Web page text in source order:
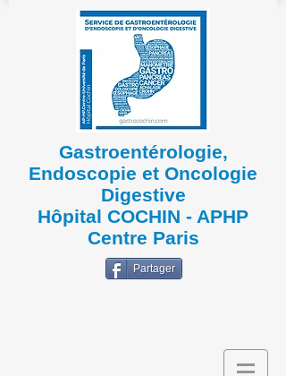
Gastroentérologie,
Endoscopie et Oncologie
Digestive
Hôpital COCHIN - APHP
Centre Paris
Partager